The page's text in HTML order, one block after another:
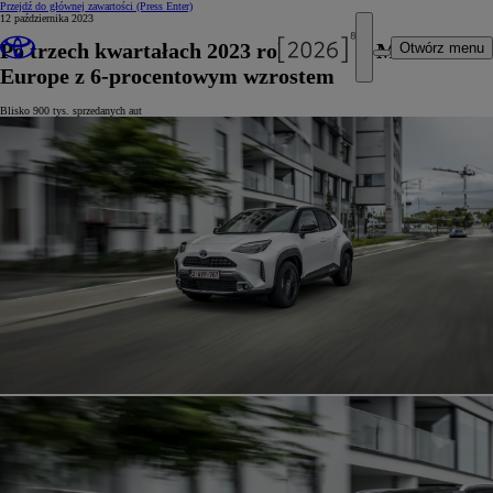
Przejdź do głównej zawartości (Press Enter)
Otwórz menu
12 października 2023
Po trzech kwartałach 2023 roku Toyota Motor
Europe z 6-procentowym wzrostem
Blisko 900 tys. sprzedanych aut